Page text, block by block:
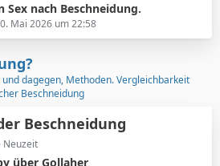
Sex nach Beschneidung.
Mai 2026 um 22:58
dagegen, Methoden. Vergleichbarkeit
Beschneidung
Beschneidung
Neuzeit
über Gollaher